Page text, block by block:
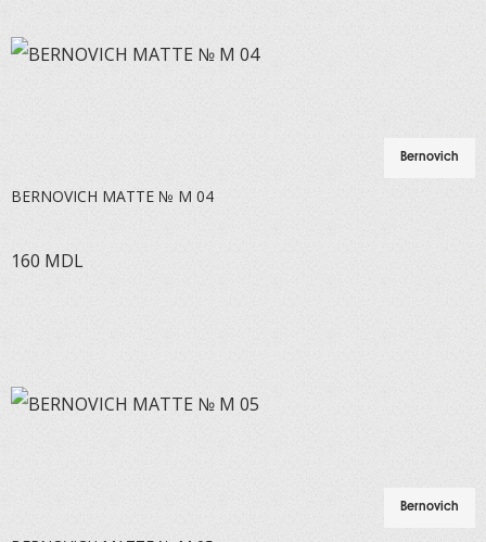
Bernovich
BERNOVICH MATTE № M 04
160 MDL
Bernovich